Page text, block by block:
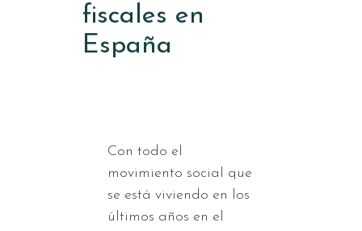
fiscales en
España
Con todo el
movimiento social que
se está viviendo en los
últimos años en el